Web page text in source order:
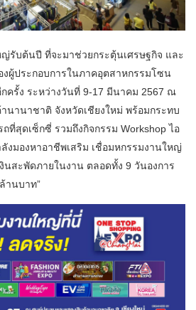
รับต้นปี ที่จะมาช่วยกระตุ้นเศรษฐกิจ และ
ผู้ประกอบการในภาคอุตสาหกรรมโซน
ครั้ง ระหว่างวันที่ 9-17 มีนาคม 2567 ณ
านาชาติ จังหวัดเชียงใหม่ พร้อมกระทบ
ที่สุดเซ็กซี่ รวมถึงกิจกรรม Workshop ไอ
งมองหาอาชีพเสริม เชื่อมหกรรมงานใหญ่
นสะพัดภายในงาน ตลอดทั้ง 9 วันองการ
านบาท”